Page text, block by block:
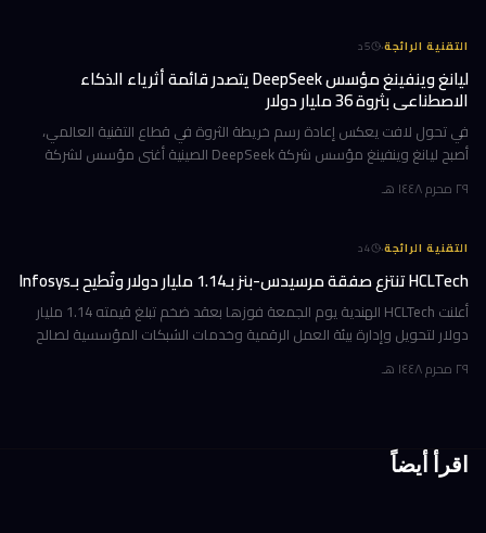
التقنية الرائجة·
5د
ليانغ وينفينغ مؤسس DeepSeek يتصدر قائمة أثرياء الذكاء
الاصطناعي بثروة 36 مليار دولار
في تحول لافت يعكس إعادة رسم خريطة الثروة في قطاع التقنية العالمي،
أصبح ليانغ وينفينغ مؤسس شركة DeepSeek الصينية أغنى مؤسس لشركة
٢٩ محرم ١٤٤٨ هـ
التقنية الرائجة·
4د
HCLTech تنتزع صفقة مرسيدس-بنز بـ1.14 مليار دولار وتُطيح بـInfosys
أعلنت HCLTech الهندية يوم الجمعة فوزها بعقد ضخم تبلغ قيمته 1.14 مليار
دولار لتحويل وإدارة بيئة العمل الرقمية وخدمات الشبكات المؤسسية لصالح
٢٩ محرم ١٤٤٨ هـ
اقرأ أيضاً